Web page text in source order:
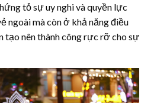
tỏ sự uy nghi và quyền lực
ngoài mà còn ở khả năng điều
tạo nên thành công rực rỡ cho sự